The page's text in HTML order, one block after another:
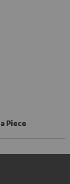
Piece